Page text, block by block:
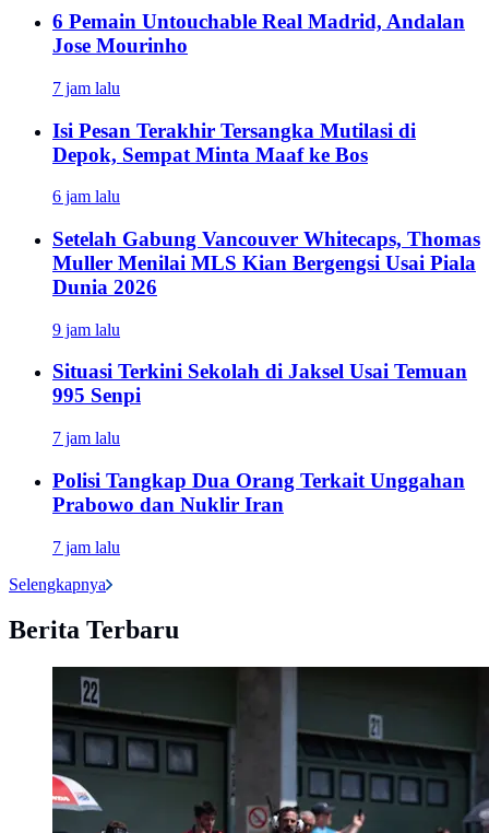
6 Pemain Untouchable Real Madrid, Andalan
Jose Mourinho
7 jam lalu
Isi Pesan Terakhir Tersangka Mutilasi di
Depok, Sempat Minta Maaf ke Bos
6 jam lalu
Setelah Gabung Vancouver Whitecaps, Thomas
Muller Menilai MLS Kian Bergengsi Usai Piala
Dunia 2026
9 jam lalu
Situasi Terkini Sekolah di Jaksel Usai Temuan
995 Senpi
7 jam lalu
Polisi Tangkap Dua Orang Terkait Unggahan
Prabowo dan Nuklir Iran
7 jam lalu
Selengkapnya
Berita Terbaru